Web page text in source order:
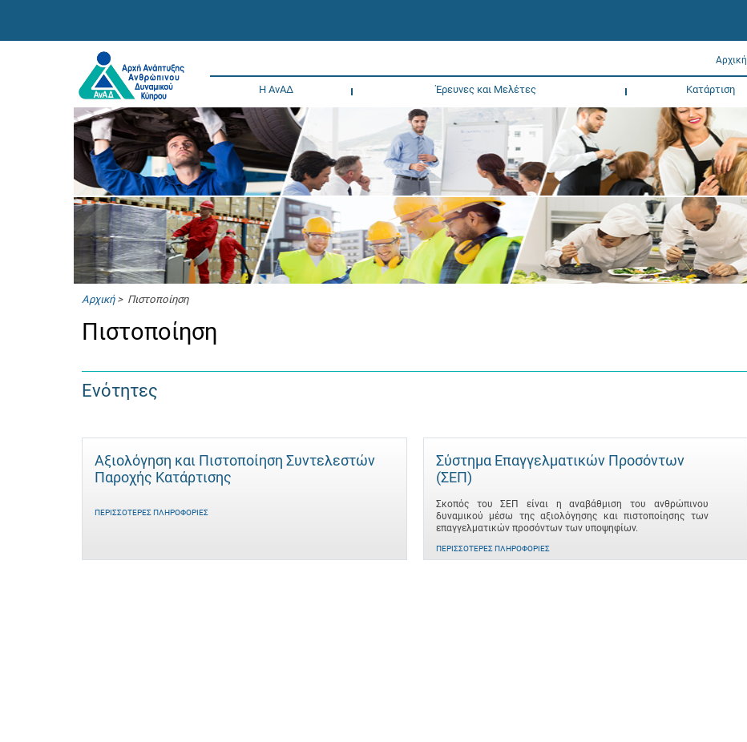
Αρχική
Η ΑνΑΔ Έρευνες και Μελέτες Κατάρτιση
Αρχική> Πιστοποίηση
Πιστοποίηση
Ενότητες
Αξιολόγηση και Πιστοποίηση Συντελεστών
Παροχής Κατάρτισης
ΠΕΡΙΣΣΌΤΕΡΕΣ ΠΛΗΡΟΦΟΡΊΕΣ
Σύστημα Επαγγελματικών Προσόντων
(ΣΕΠ)
Σκοπός του ΣΕΠ είναι η αναβάθμιση του ανθρώπινου
δυναμικού μέσω της αξιολόγησης και πιστοποίησης των
επαγγελματικών προσόντων των υποψηφίων.
ΠΕΡΙΣΣΌΤΕΡΕΣ ΠΛΗΡΟΦΟΡΊΕΣ